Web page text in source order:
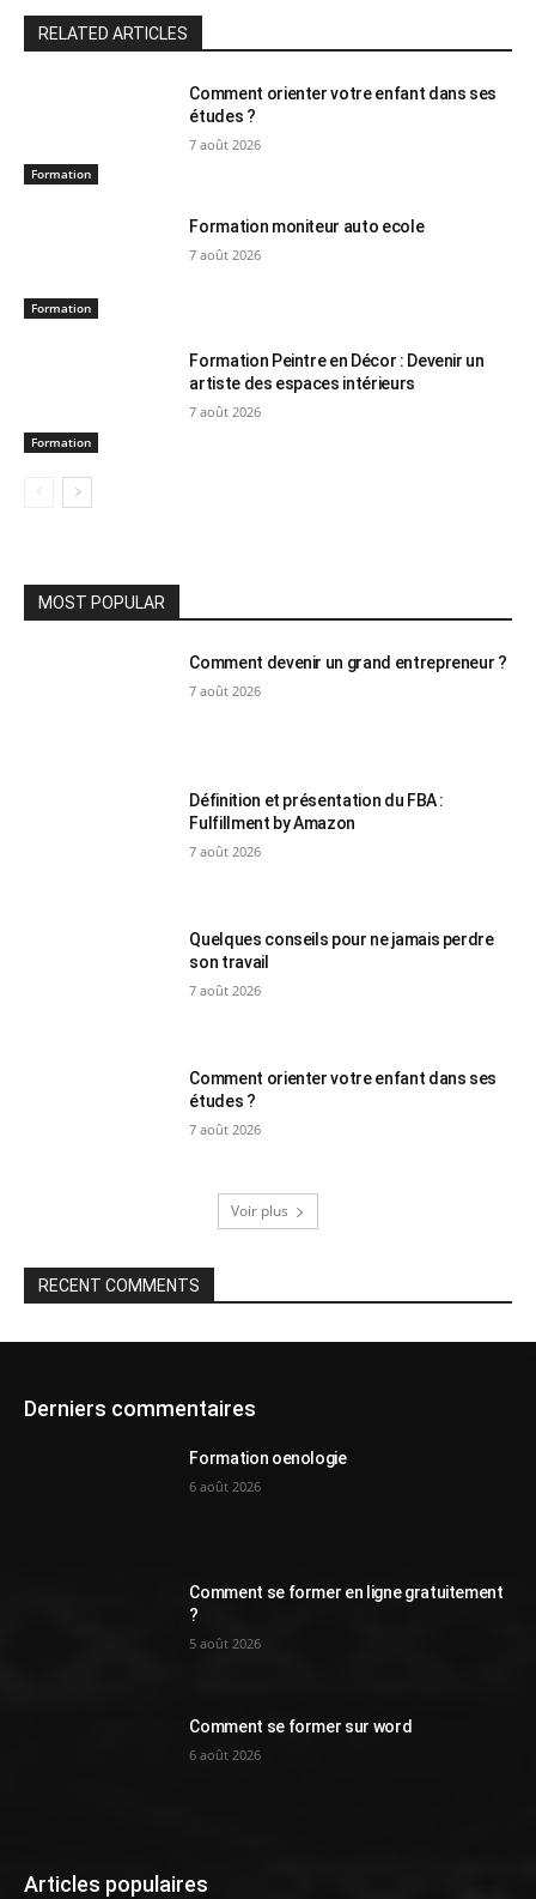
RELATED ARTICLES
Formation
Comment orienter votre enfant dans ses
études ?
7 août 2026
Formation
Formation moniteur auto ecole
7 août 2026
Formation
Formation Peintre en Décor : Devenir un
artiste des espaces intérieurs
7 août 2026
MOST POPULAR
Comment devenir un grand entrepreneur ?
7 août 2026
Définition et présentation du FBA :
Fulfillment by Amazon
7 août 2026
Quelques conseils pour ne jamais perdre
son travail
7 août 2026
Comment orienter votre enfant dans ses
études ?
7 août 2026
Voir plus
RECENT COMMENTS
Derniers commentaires
Formation oenologie
6 août 2026
Comment se former en ligne gratuitement
?
5 août 2026
Comment se former sur word
6 août 2026
Articles populaires